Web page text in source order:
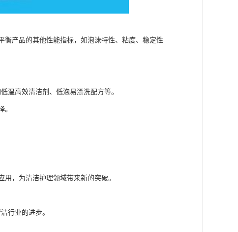
产品的其他性能指标，如泡沫特性、粘度、稳定性
温高效清洁剂、低泡易漂洗配方等。
。
，为清洁护理领域带来新的突破。
行业的进步。